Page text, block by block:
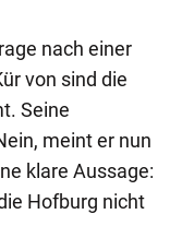
nach einer
von sind die
Seine
meint er nun
klare Aussage:
Hofburg nicht